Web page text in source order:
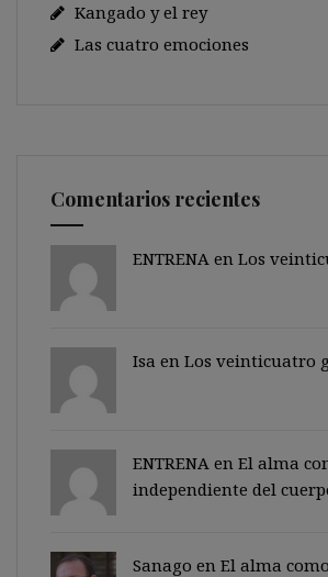
Kangado y el rey
Las cuatro emociones
Comentarios recientes
ENTRENA en Los
Isa en Los veinticuatro
ENTRENA en El alma
independiente del
Sanago en El alma